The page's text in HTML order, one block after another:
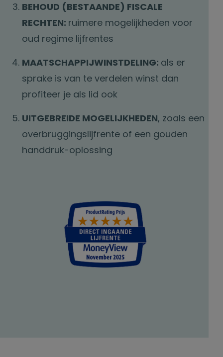
BEHOUD (BESTAANDE) FISCALE
RECHTEN: ruimere mogelijkheden voor
oud regime lijfrentes
MAATSCHAPPIJWINSTDELING: als er
sprake is van te verdelen winst dan
profiteer je als lid ook
UITGEBREIDE MOGELIJKHEDEN, zoals een
overbruggingslijfrente of een gouden
handdruk-oplossing